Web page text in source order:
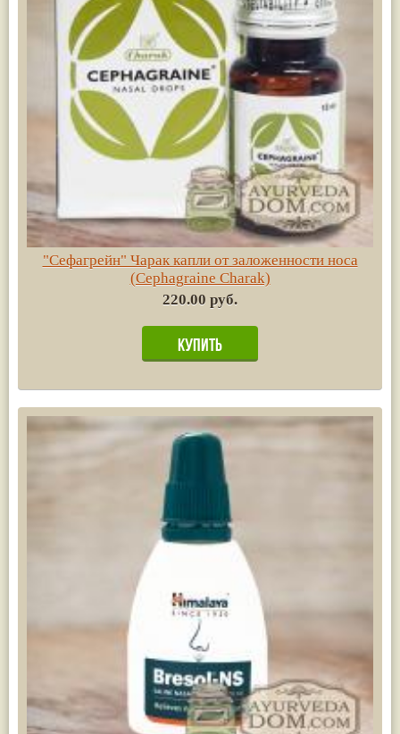
"Сефагрейн" Чарак капли от заложенности носа
(Cephagraine Charak)
220.00 руб.